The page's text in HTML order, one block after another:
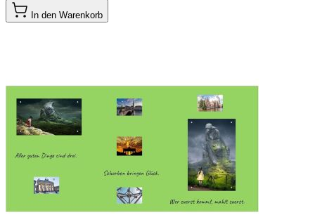
In den Warenkorb